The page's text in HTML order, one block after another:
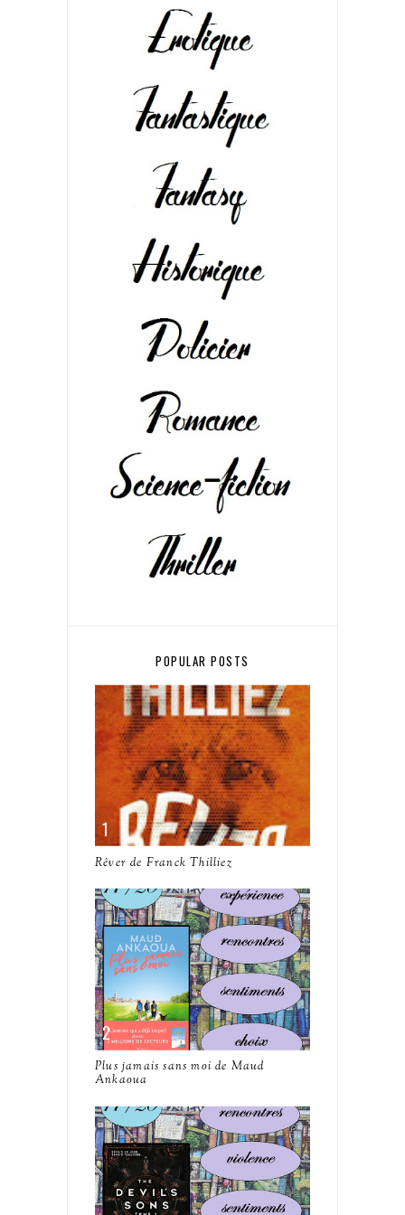
POPULAR POSTS
Rêver de Franck Thilliez
Plus jamais sans moi de Maud
Ankaoua